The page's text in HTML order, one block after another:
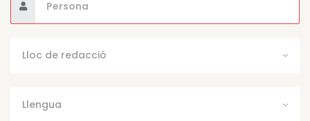
Lloc de redacció
Llengua